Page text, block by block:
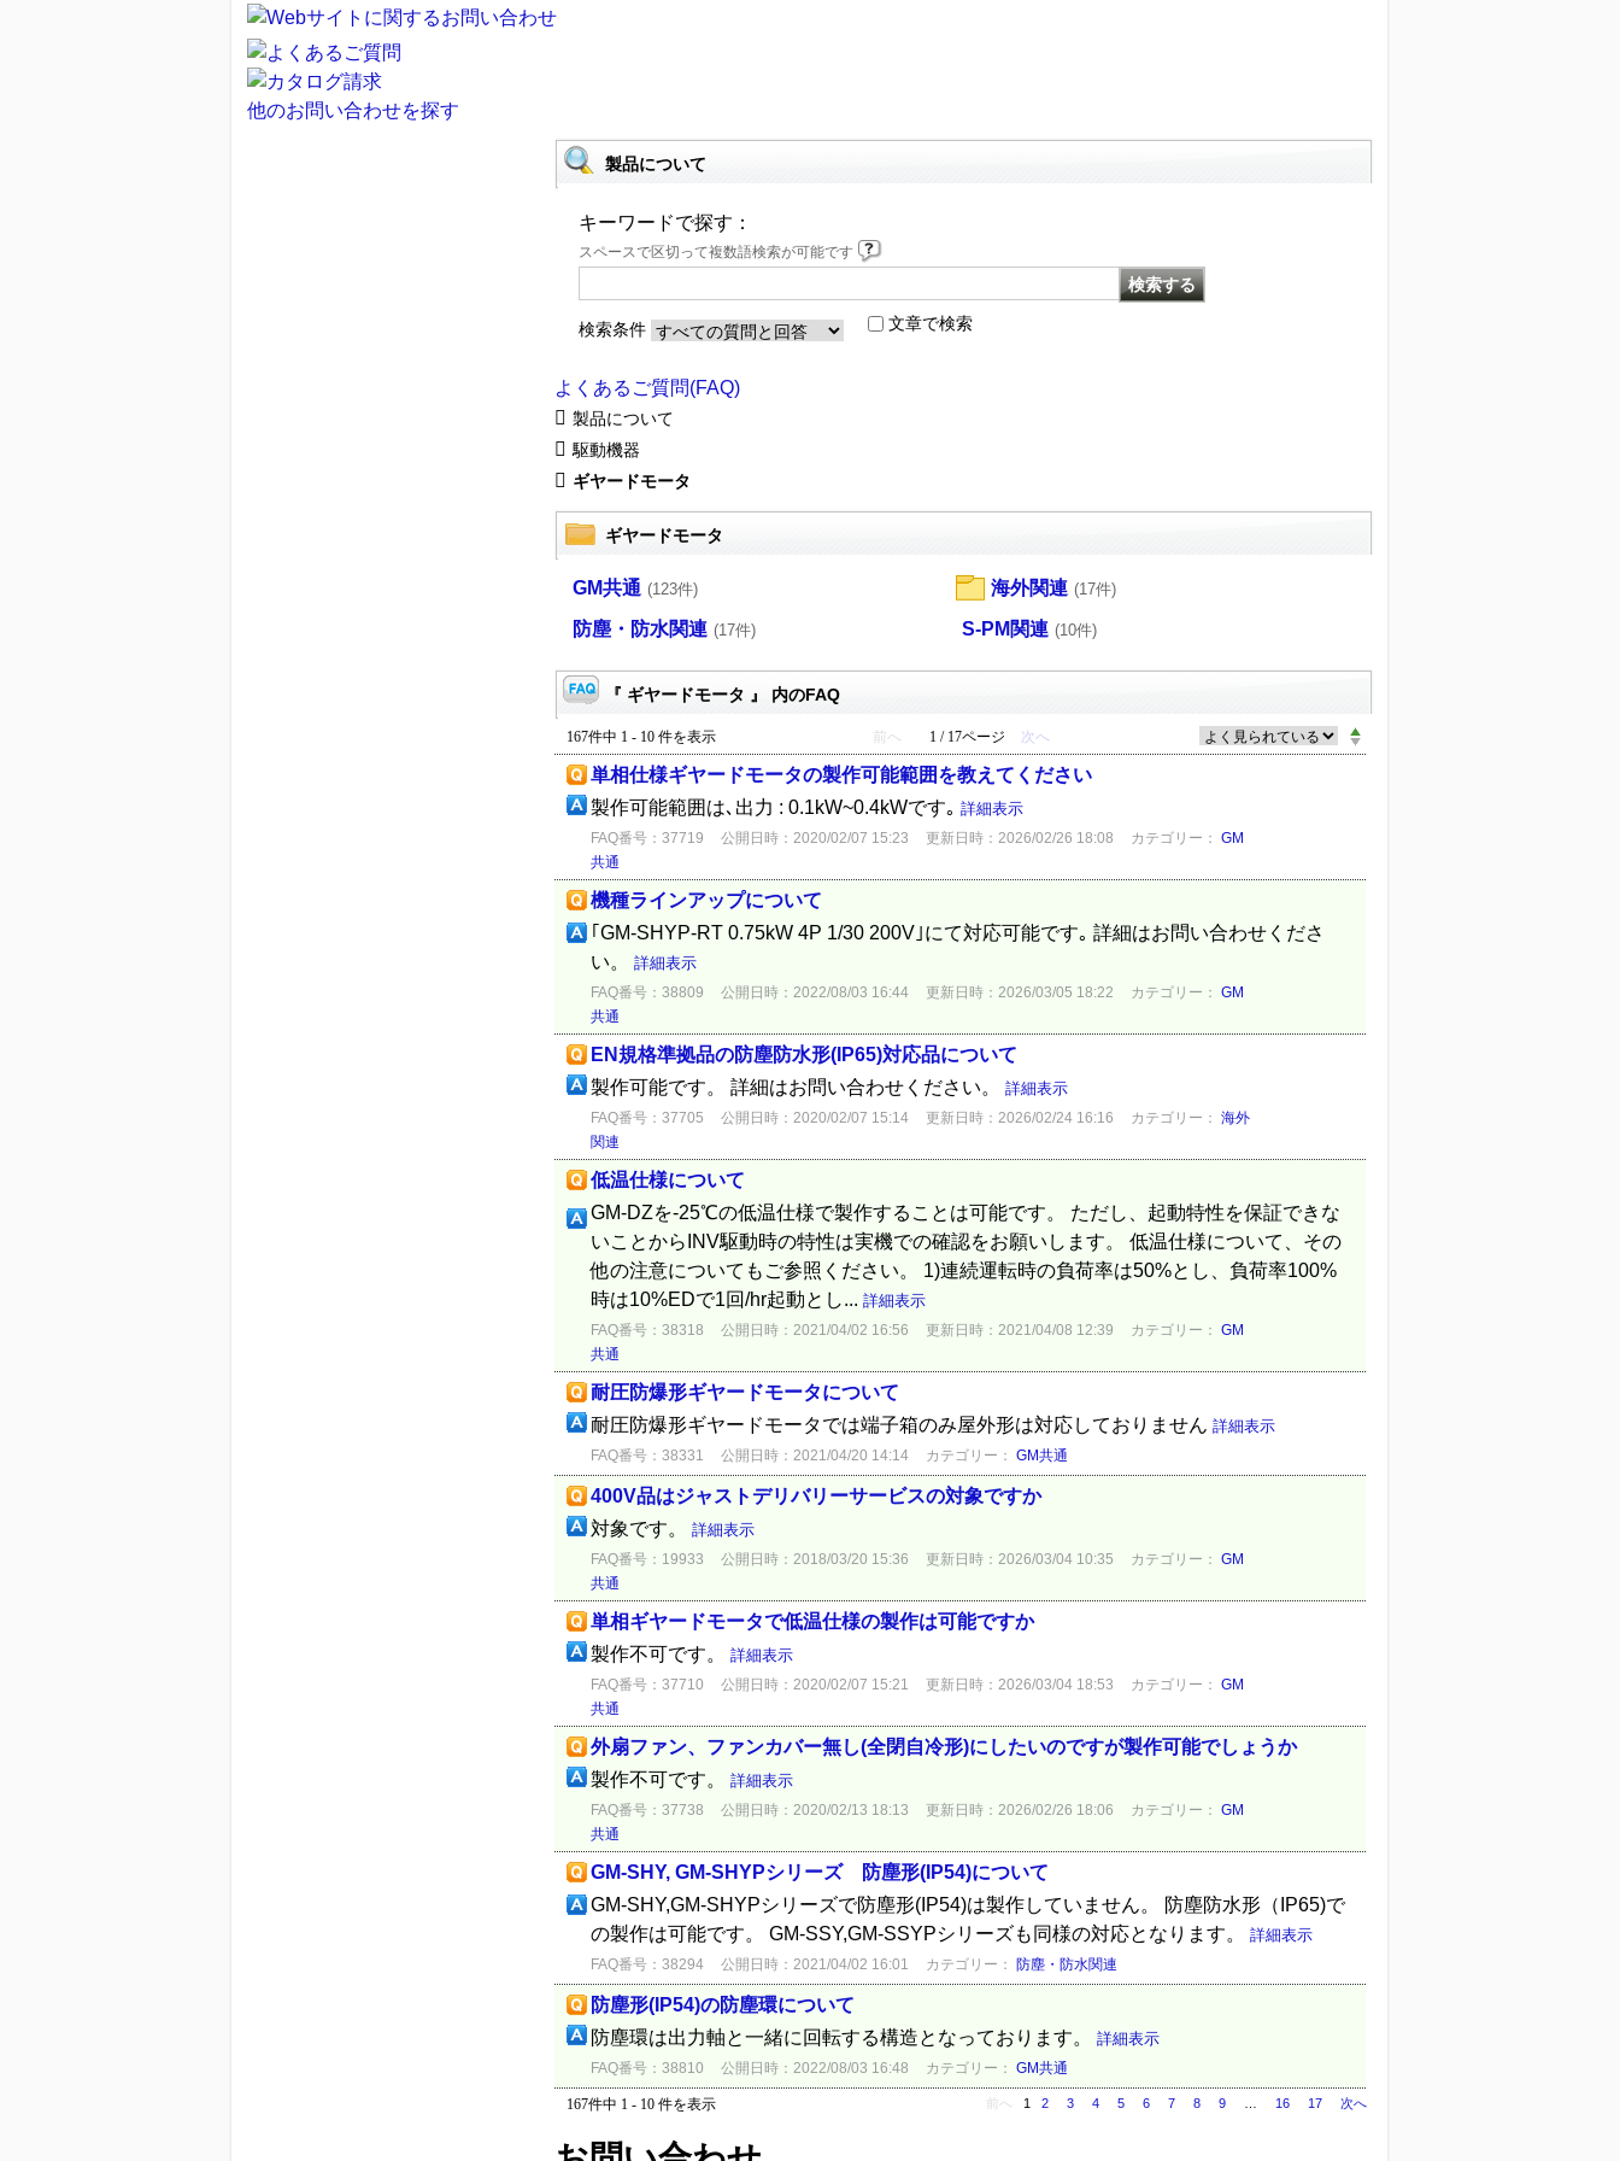
他のお問い合わせを探す
製品について
キーワードで探す：
スペースで区切って複数語検索が可能です
検索条件 文章で検索
よくあるご質問(FAQ)
製品について
駆動機器
ギヤードモータ
ギヤードモータ
GM共通 (123件) 海外関連 (17件)
防塵・防水関連 (17件) S-PM関連 (10件)
『 ギヤードモータ 』 内のFAQ
167件中 1 - 10 件を表示 前へ 1 / 17ページ 次へ
単相仕様ギヤードモータの製作可能範囲を教えてください
製作可能範囲は､出力 : 0.1kW~0.4kWです｡ 詳細表示
FAQ番号：37719 公開日時：2020/02/07 15:23 更新日時：2026/02/26 18:08 カテゴリー： GM
共通
機種ラインアップについて
｢GM-SHYP-RT 0.75kW 4P 1/30 200V｣にて対応可能です｡ 詳細はお問い合わせくださ
い。 詳細表示
FAQ番号：38809 公開日時：2022/08/03 16:44 更新日時：2026/03/05 18:22 カテゴリー： GM
共通
EN規格準拠品の防塵防水形(IP65)対応品について
製作可能です。 詳細はお問い合わせください。 詳細表示
FAQ番号：37705 公開日時：2020/02/07 15:14 更新日時：2026/02/24 16:16 カテゴリー： 海外
関連
低温仕様について
GM-DZを-25℃の低温仕様で製作することは可能です。 ただし、起動特性を保証できな
いことからINV駆動時の特性は実機での確認をお願いします。 低温仕様について、その
他の注意についてもご参照ください。 1)連続運転時の負荷率は50%とし、負荷率100%
時は10%EDで1回/hr起動とし... 詳細表示
FAQ番号：38318 公開日時：2021/04/02 16:56 更新日時：2021/04/08 12:39 カテゴリー： GM
共通
耐圧防爆形ギヤードモータについて
耐圧防爆形ギヤードモータでは端子箱のみ屋外形は対応しておりません 詳細表示
FAQ番号：38331 公開日時：2021/04/20 14:14 カテゴリー： GM共通
400V品はジャストデリバリーサービスの対象ですか
対象です。 詳細表示
FAQ番号：19933 公開日時：2018/03/20 15:36 更新日時：2026/03/04 10:35 カテゴリー： GM
共通
単相ギヤードモータで低温仕様の製作は可能ですか
製作不可です。 詳細表示
FAQ番号：37710 公開日時：2020/02/07 15:21 更新日時：2026/03/04 18:53 カテゴリー： GM
共通
外扇ファン、ファンカバー無し(全閉自冷形)にしたいのですが製作可能でしょうか
製作不可です。 詳細表示
FAQ番号：37738 公開日時：2020/02/13 18:13 更新日時：2026/02/26 18:06 カテゴリー： GM
共通
GM-SHY, GM-SHYPシリーズ 防塵形(IP54)について
GM-SHY,GM-SHYPシリーズで防塵形(IP54)は製作していません。 防塵防水形（IP65)で
の製作は可能です。 GM-SSY,GM-SSYPシリーズも同様の対応となります。 詳細表示
FAQ番号：38294 公開日時：2021/04/02 16:01 カテゴリー： 防塵・防水関連
防塵形(IP54)の防塵環について
防塵環は出力軸と一緒に回転する構造となっております。 詳細表示
FAQ番号：38810 公開日時：2022/08/03 16:48 カテゴリー： GM共通
167件中 1 - 10 件を表示 前へ 1 2 3 4 5 6 7 8 9 16 17 次へ